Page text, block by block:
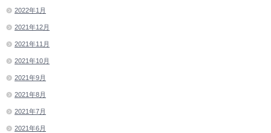
2022年1月
2021年12月
2021年11月
2021年10月
2021年9月
2021年8月
2021年7月
2021年6月